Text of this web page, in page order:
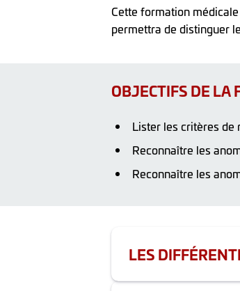
Cette formation
permettra de distinguer
OBJECTIFS DE LA
Lister les critères de
Reconnaître les
Reconnaître les
LES